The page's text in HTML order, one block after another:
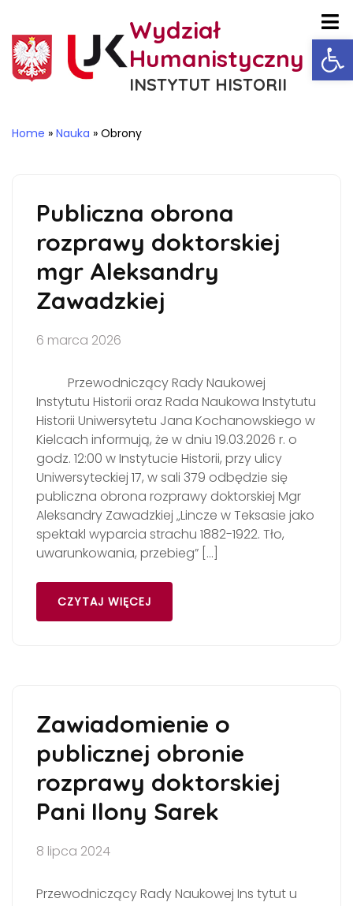
Wydział
Humanistyczny
INSTYTUT HISTORII
Home » Nauka » Obrony
Publiczna obrona
rozprawy doktorskiej
mgr Aleksandry
Zawadzkiej
6 marca 2026
Przewodniczący Rady Naukowej
Instytutu Historii oraz Rada Naukowa Instytutu
Historii Uniwersytetu Jana Kochanowskiego w
Kielcach informują, że w dniu 19.03.2026 r. o
godz. 12:00 w Instytucie Historii, przy ulicy
Uniwersyteckiej 17, w sali 379 odbędzie się
publiczna obrona rozprawy doktorskiej Mgr
Aleksandry Zawadzkiej „Lincze w Teksasie jako
spektakl wyparcia strachu 1882-1922. Tło,
uwarunkowania, przebieg” […]
CZYTAJ WIĘCEJ
Zawiadomienie o
publicznej obronie
rozprawy doktorskiej
Pani Ilony Sarek
8 lipca 2024
Przewodniczący Rady Naukowej Ins tytut u